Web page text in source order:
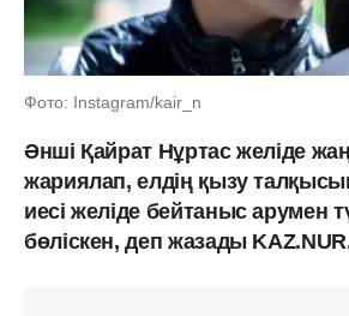
Фото: Instagram/kair_n
Әнші Қайрат Нұртас желіде
жариялап, елдің қызу
иесі желіде бейтаныс арумен
бөліскен, деп жазады